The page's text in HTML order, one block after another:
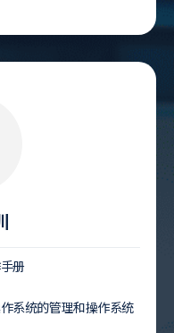
册
系统的管理和操作系统